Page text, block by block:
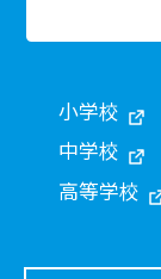
小学校
中学校
高等学校